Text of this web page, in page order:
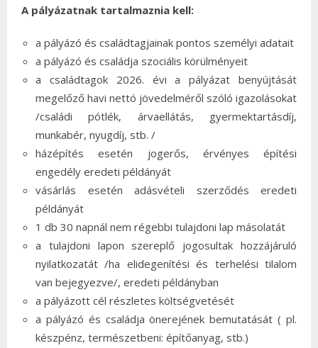
A pályázatnak tartalmaznia kell:
a pályázó és családtagjainak pontos személyi adatait
a pályázó és családja szociális körülményeit
a családtagok 2026. évi a pályázat benyújtását
megelőző havi nettó jövedelméről szóló igazolásokat
/családi pótlék, árvaellátás, gyermektartásdíj,
munkabér, nyugdíj, stb. /
házépítés esetén jogerős, érvényes építési
engedély eredeti példányát
vásárlás esetén adásvételi szerződés eredeti
példányát
1 db 30 napnál nem régebbi tulajdoni lap másolatát
a tulajdoni lapon szereplő jogosultak hozzájáruló
nyilatkozatát /ha elidegenítési és terhelési tilalom
van bejegyezve/, eredeti példányban
a pályázott cél részletes költségvetését
a pályázó és családja önerejének bemutatását ( pl.
készpénz, természetbeni: építőanyag, stb.)